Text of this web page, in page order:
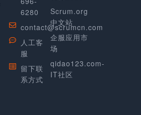
6280
contact@scrumcn.com
人工客
服
留下联
系方式
Scrum.org
中文站
企服应用市
场
qidao123.com-
IT社区